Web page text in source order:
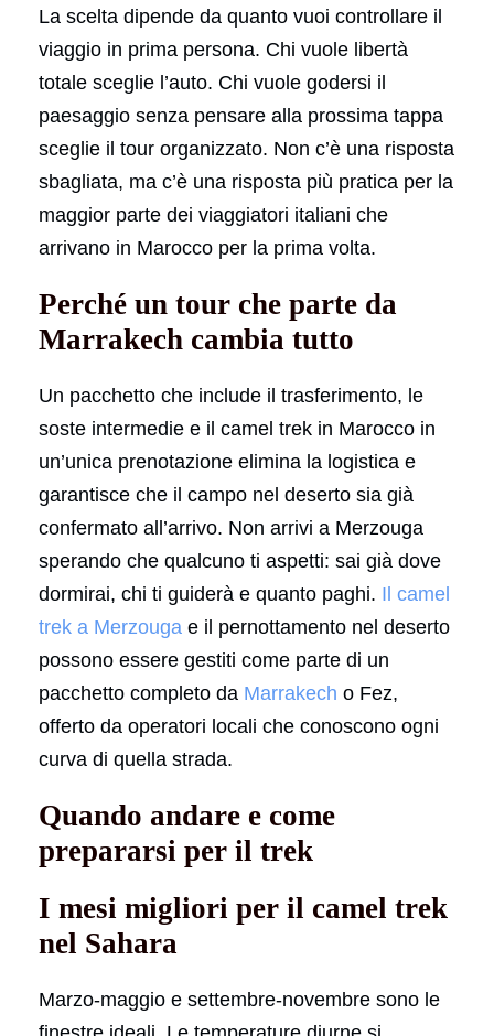
La scelta dipende da quanto vuoi controllare il
viaggio in prima persona. Chi vuole libertà
totale sceglie l’auto. Chi vuole godersi il
paesaggio senza pensare alla prossima tappa
sceglie il tour organizzato. Non c’è una risposta
sbagliata, ma c’è una risposta più pratica per la
maggior parte dei viaggiatori italiani che
arrivano in Marocco per la prima volta.
Perché un tour che parte da
Marrakech cambia tutto
Un pacchetto che include il trasferimento, le
soste intermedie e il camel trek in Marocco in
un’unica prenotazione elimina la logistica e
garantisce che il campo nel deserto sia già
confermato all’arrivo. Non arrivi a Merzouga
sperando che qualcuno ti aspetti: sai già dove
dormirai, chi ti guiderà e quanto paghi. Il camel
trek a Merzouga e il pernottamento nel deserto
possono essere gestiti come parte di un
pacchetto completo da Marrakech o Fez,
offerto da operatori locali che conoscono ogni
curva di quella strada.
Quando andare e come
prepararsi per il trek
I mesi migliori per il camel trek
nel Sahara
Marzo-maggio e settembre-novembre sono le